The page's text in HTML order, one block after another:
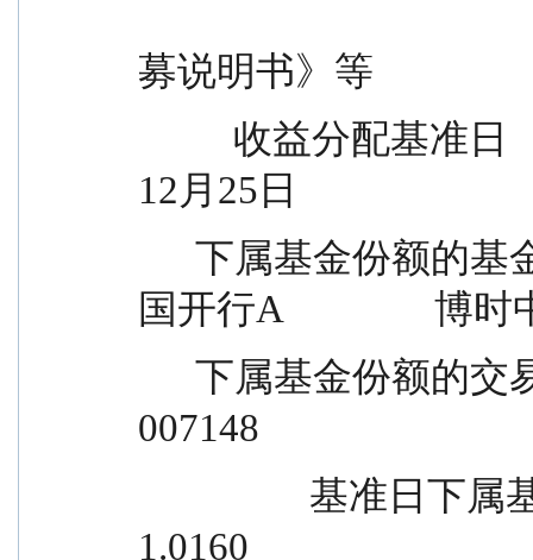
募说明书》等
12月25日
国开行A                博
007148
1.0160